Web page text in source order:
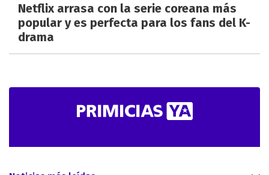
Netflix arrasa con la serie coreana más
popular y es perfecta para los fans del K-
drama